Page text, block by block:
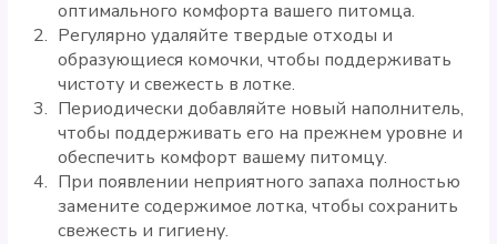
оптимального комфорта вашего питомца.
Регулярно удаляйте твердые отходы и
образующиеся комочки, чтобы поддерживать
чистоту и свежесть в лотке.
Периодически добавляйте новый наполнитель,
чтобы поддерживать его на прежнем уровне и
обеспечить комфорт вашему питомцу.
При появлении неприятного запаха полностью
замените содержимое лотка, чтобы сохранить
свежесть и гигиену.